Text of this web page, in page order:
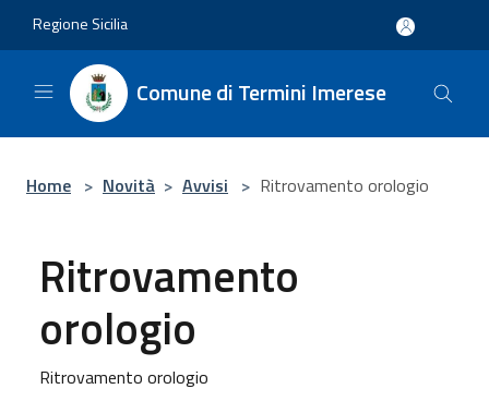
Regione Sicilia
Comune di Termini Imerese
Home > Novità > Avvisi > Ritrovamento orologio
Ritrovamento
orologio
Ritrovamento orologio